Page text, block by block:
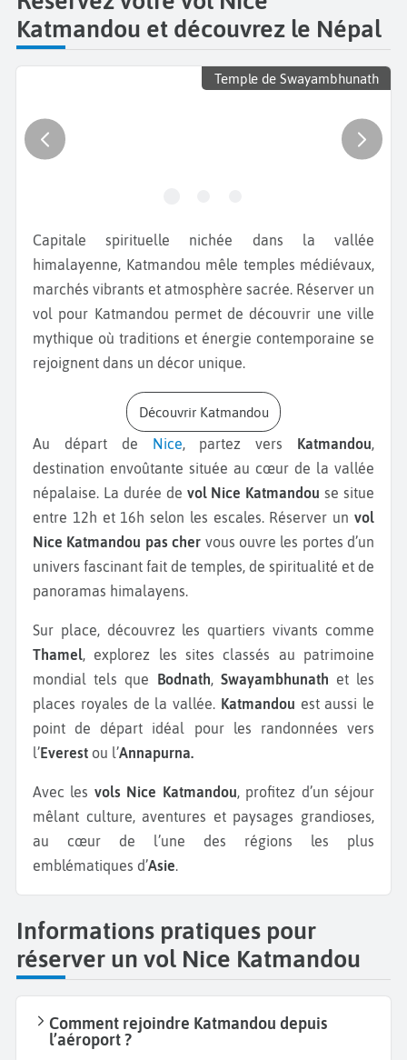
Katmandou et découvrez le Népal
Temple de Swayambhunath
Capitale spirituelle nichée dans la vallée
himalayenne, Katmandou mêle temples médiévaux,
marchés vibrants et atmosphère sacrée. Réserver un
vol pour Katmandou permet de découvrir une ville
mythique où traditions et énergie contemporaine se
rejoignent dans un décor unique.
Découvrir Katmandou
Au départ de Nice, partez vers Katmandou,
destination envoûtante située au cœur de la vallée
népalaise. La durée de vol Nice Katmandou se situe
entre 12h et 16h selon les escales. Réserver un vol
Nice Katmandou pas cher vous ouvre les portes d’un
univers fascinant fait de temples, de spiritualité et de
panoramas himalayens.
Sur place, découvrez les quartiers vivants comme
Thamel, explorez les sites classés au patrimoine
mondial tels que Bodnath, Swayambhunath et les
places royales de la vallée. Katmandou est aussi le
point de départ idéal pour les randonnées vers
l’Everest ou l’Annapurna.
Avec les vols Nice Katmandou, profitez d’un séjour
mêlant culture, aventures et paysages grandioses,
au cœur de l’une des régions les plus
emblématiques d’Asie.
Informations pratiques pour
réserver un vol Nice Katmandou
Comment rejoindre Katmandou depuis
l’aéroport ?